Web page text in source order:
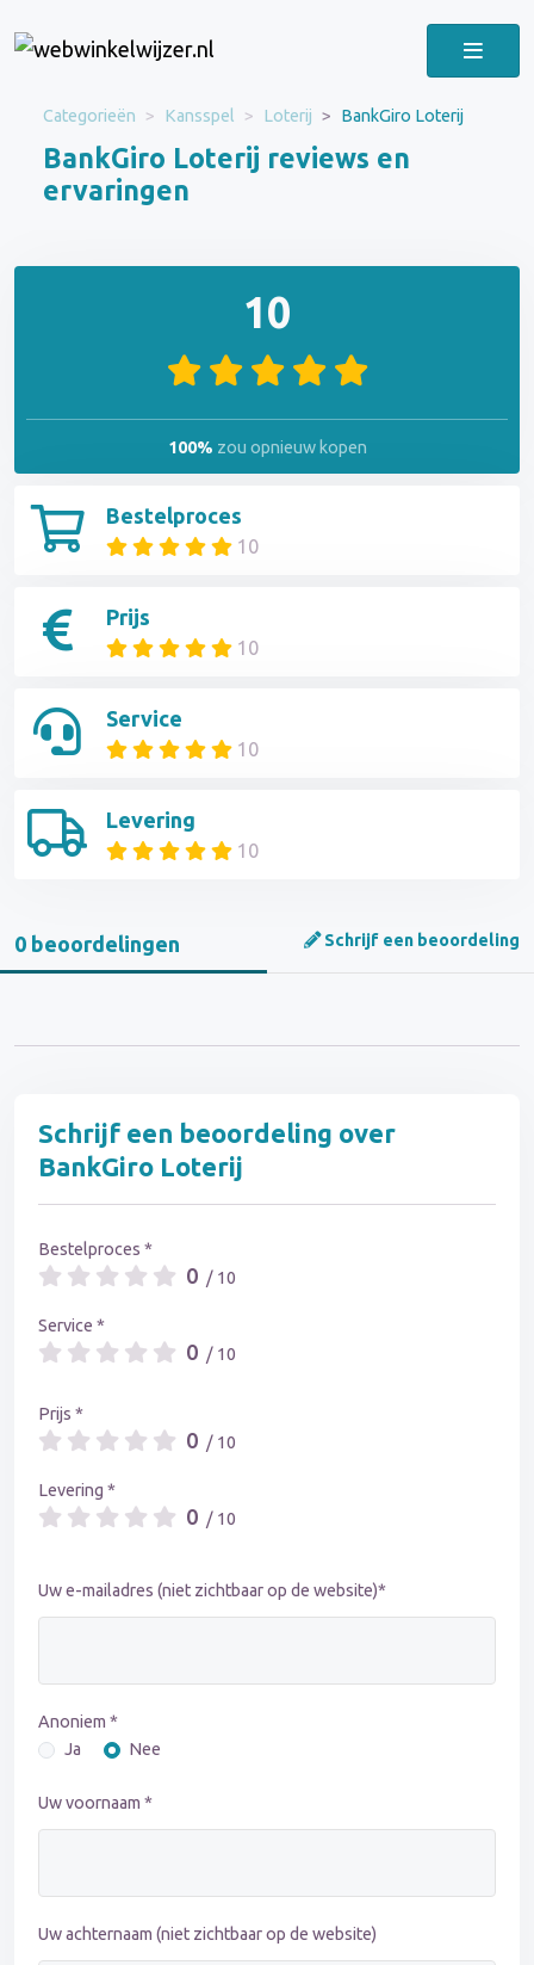
Categorieën Kansspel Loterij BankGiro Loterij
BankGiro Loterij reviews en
ervaringen
Bestelproces
10
Prijs
10
Service
10
Levering
10
10
100% zou opnieuw kopen
0 beoordelingen Schrijf een beoordeling
Schrijf een beoordeling over
BankGiro Loterij
Bestelproces *
0 / 10
Service *
0 / 10
Prijs *
0 / 10
Levering *
0 / 10
Uw e-mailadres (niet zichtbaar op de website)*
Anoniem *
Ja
Nee
Uw voornaam *
Uw achternaam (niet zichtbaar op de website)